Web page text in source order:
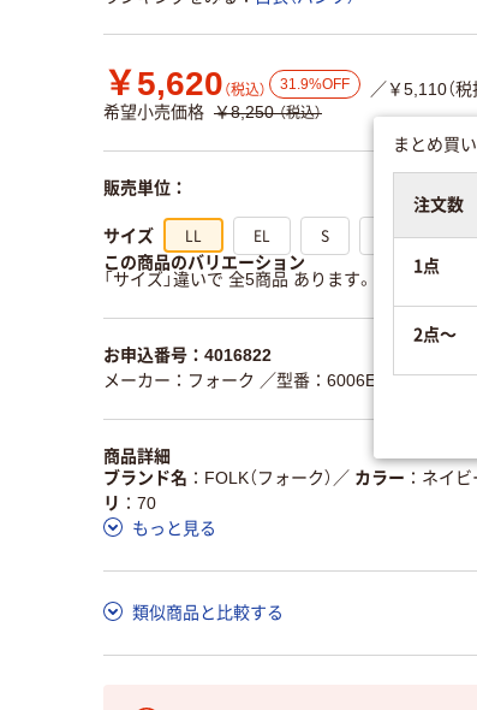
￥5,620 （税込） 31.9%OFF
／￥5,110（税
希望小売価格 ￥8,250 （税込）
販売単位：
サイズ LL EL S L
この商品のバリエーション
「サイズ」違いで 全5商品 あります。
すべての
お申込番号：4016822
メーカー：フォーク ／型番：6006EW-7
商品詳細
ブランド名
FOLK（フォーク） ／ カラー ネイビ
リ
70
もっと見る
類似商品と比較する
まとめ買
注文数
1点
2点～